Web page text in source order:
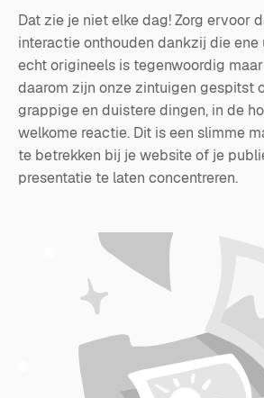
Dat zie je niet elke dag! Zorg ervoor
interactie onthouden dankzij die ene
echt origineels is tegenwoordig
daarom zijn onze zintuigen gespitst
grappige en duistere dingen, in de
welkome reactie. Dit is een slimme
te betrekken bij je website of je
presentatie te laten concentreren.